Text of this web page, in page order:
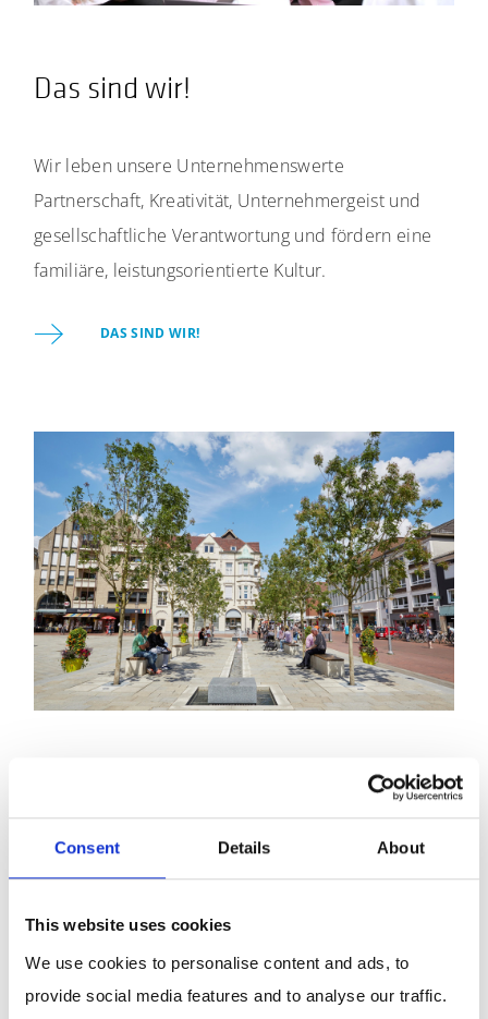
Consent Details About
This website uses cookies
We use cookies to personalise content and ads, to
provide social media features and to analyse our traffic.
Das sind wir!
Wir leben unsere Unternehmenswerte
Partnerschaft, Kreativität, Unternehmergeist und
gesellschaftliche Verantwortung und fördern eine
familiäre, leistungsorientierte Kultur.
DAS SIND WIR!
langweilig!
Mit über 100.000 Einwohnern hat sie sich in den
letzten Jahren zur Großstadt entwickelt. Diese
Größe bietet das perfekte Gleichgewicht.